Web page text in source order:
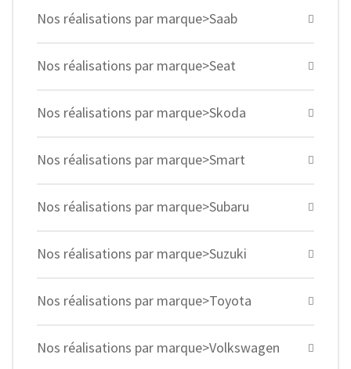
Nos réalisations par marque>Saab
Nos réalisations par marque>Seat
Nos réalisations par marque>Skoda
Nos réalisations par marque>Smart
Nos réalisations par marque>Subaru
Nos réalisations par marque>Suzuki
Nos réalisations par marque>Toyota
Nos réalisations par marque>Volkswagen